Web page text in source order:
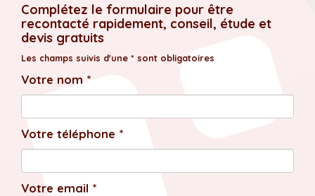
Complétez le formulaire pour être
recontacté rapidement, conseil, étude et
devis gratuits
Les champs suivis d'une * sont obligatoires
Votre nom *
Votre téléphone *
Votre email *